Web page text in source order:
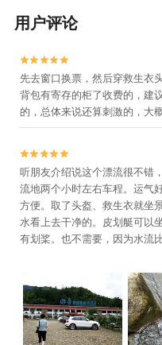
用户评论


先去窗口换票，然后穿救生衣
背包有寄存的柜了收费的，建
的，总体来说还算刺激的，大


听朋友介绍说这个漂流很不错
流地两个小时左右车程。运气
方便。取了头盔、救生衣就坐
水看上去干净的。皮划艇可以
有划桨。也不需要，因为水流
个半小时，中间好几个转弯很
示并有专门人员看着。这次漂